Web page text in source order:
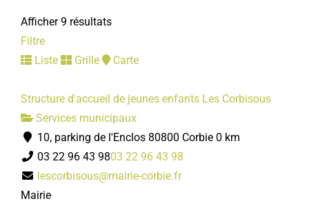
03 22 96 43 3003 22 96 43 30
serviceculturel@mairie-corbie.fr
Mairie
Direction de l'Action Educative, Jeunesse
Services municipaux
Place Jean Catelas 80800 Corbie
03 22 96 43 8603 22 96 43 86
accueil.daes@mairie-corbie.fr
Mairie
Afficher 9 résultats
Filtre
Liste
Grille Carte
Structure d'accueil de jeunes enfants Les Corbisous
Services municipaux
10, parking de l'Enclos 80800 Corbie 0 km
03 22 96 43 9803 22 96 43 98
lescorbisous@mairie-corbie.fr
Mairie